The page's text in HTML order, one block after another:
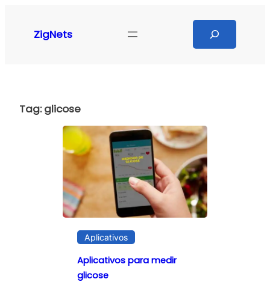
ZigNets
Tag:glicose
Aplicativos
Aplicativos para medir
glicose